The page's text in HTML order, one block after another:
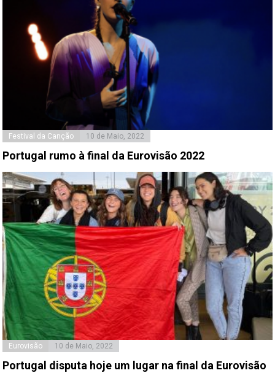
Festival da Canção 10 de Maio, 2022
Portugal rumo à final da Eurovisão 2022
Eurovisão 10 de Maio, 2022
Portugal disputa hoje um lugar na final da Eurovisão